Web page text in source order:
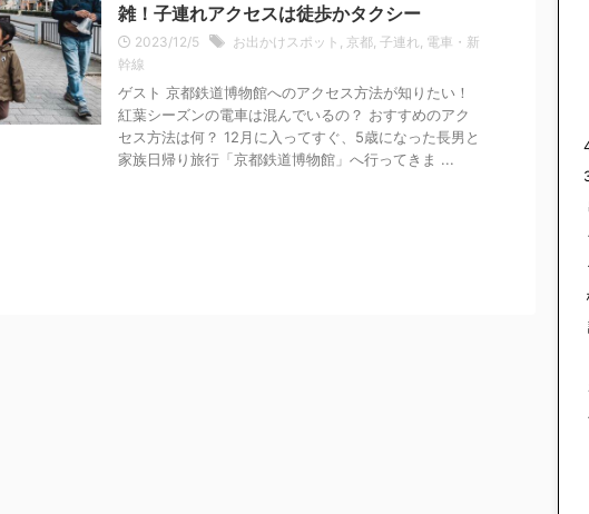
雑！子連れアクセスは徒歩かタクシー
2023/12/5 お出かけスポット 京都 子連れ
電車・新
幹線
ゲスト 京都鉄道博物館へのアクセス方法が知りたい！
紅葉シーズンの電車は混んでいるの？ おすすめのアク
セス方法は何？ 12月に入ってすぐ、5歳になった長男と
家族日帰り旅行「京都鉄道博物館」へ行ってきま ...